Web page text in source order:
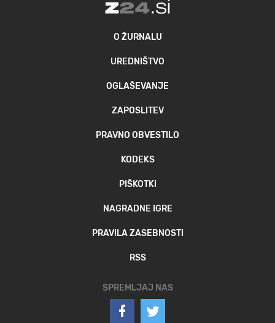
O ŽURNALU
UREDNIŠTVO
OGLAŠEVANJE
ZAPOSLITEV
PRAVNO OBVESTILO
KODEKS
PIŠKOTKI
NAGRADNE IGRE
PRAVILA ZASEBNOSTI
RSS
SPREMLJAJ NAS